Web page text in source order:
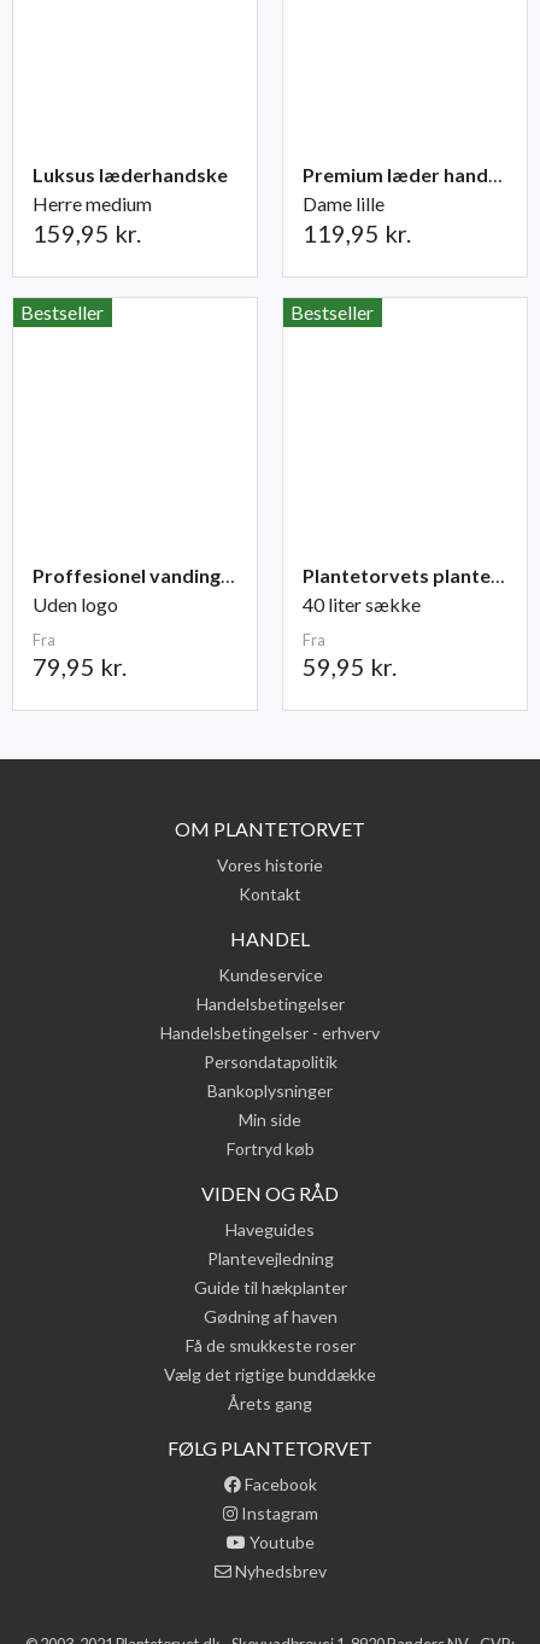
Luksus læderhandske
Herre medium
159,95 kr.
Premium læder handske Flutter
Dame lille
119,95 kr.
Bestseller
Proffesionel vandingspose 100 liter
Uden logo
Fra
79,95 kr.
Bestseller
Plantetorvets plantejord
40 liter sække
Fra
59,95 kr.
OM PLANTETORVET
Vores historie
Kontakt
HANDEL
Kundeservice
Handelsbetingelser
Handelsbetingelser - erhverv
Persondatapolitik
Bankoplysninger
Min side
Fortryd køb
VIDEN OG RÅD
Haveguides
Plantevejledning
Guide til hækplanter
Gødning af haven
Få de smukkeste roser
Vælg det rigtige bunddække
Årets gang
FØLG PLANTETORVET
Facebook
Instagram
Youtube
Nyhedsbrev